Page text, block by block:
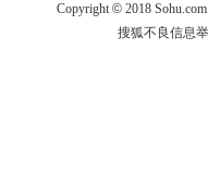
Copyright © 2018
搜狐不良信息